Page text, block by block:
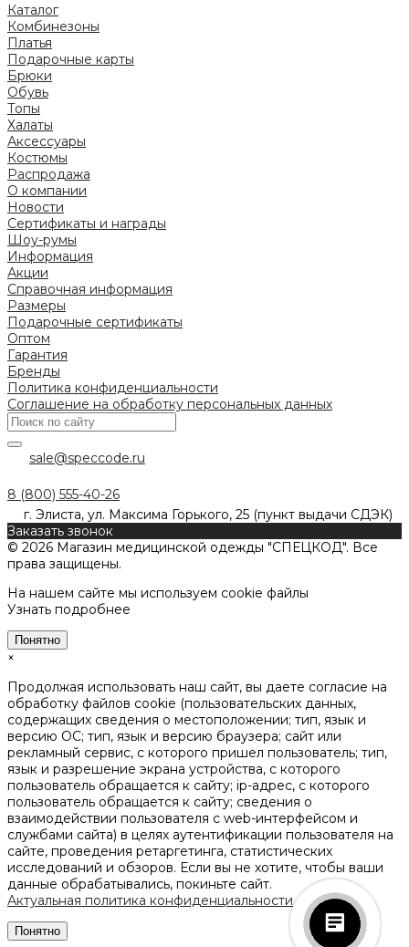
Каталог
Комбинезоны
Платья
Подарочные карты
Брюки
Обувь
Топы
Халаты
Аксессуары
Костюмы
Распродажа
О компании
Новости
Сертификаты и награды
Шоу-румы
Информация
Акции
Справочная информация
Размеры
Подарочные сертификаты
Оптом
Гарантия
Бренды
Политика конфиденциальности
Соглашение на обработку персональных данных
sale@speccode.ru
8 (800) 555-40-26
г. Элиста, ул. Максима Горького, 25 (пункт выдачи СДЭК)
Заказать звонок
© 2026 Магазин медицинской одежды "СПЕЦКОД". Все
права защищены.
На нашем сайте мы используем cookie файлы
Узнать подробнее
Понятно
×
Продолжая использовать наш сайт, вы даете согласие на
обработку файлов cookie (пользовательских данных,
содержащих сведения о местоположении; тип, язык и
версию ОС; тип, язык и версию браузера; сайт или
рекламный сервис, с которого пришел пользователь; тип,
язык и разрешение экрана устройства, с которого
пользователь обращается к сайту; ip-адрес, с которого
пользователь обращается к сайту; сведения о
взаимодействии пользователя с web-интерфейсом и
службами сайта) в целях аутентификации пользователя на
сайте, проведения ретаргетинга, статистических
исследований и обзоров. Если вы не хотите, чтобы ваши
данные обрабатывались, покиньте сайт.
Актуальная политика конфиденциальности
Понятно